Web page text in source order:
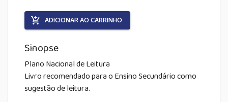
ADICIONAR AO CARRINHO
Sinopse
Plano Nacional de Leitura
Livro recomendado para o Ensino Secundário como
sugestão de leitura.